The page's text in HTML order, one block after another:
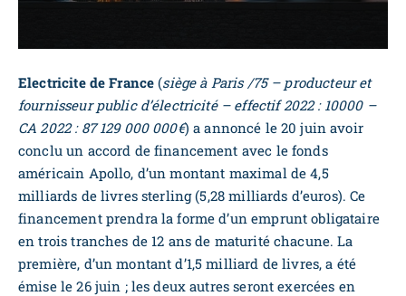
Electricite de France (siège à Paris /75 – producteur et
fournisseur public d’électricité – effectif 2022 : 10000 –
CA 2022 : 87 129 000 000€) a annoncé le 20 juin avoir
conclu un accord de financement avec le fonds
américain Apollo, d’un montant maximal de 4,5
milliards de livres sterling (5,28 milliards d’euros). Ce
financement prendra la forme d’un emprunt obligataire
en trois tranches de 12 ans de maturité chacune. La
première, d’un montant d’1,5 milliard de livres, a été
émise le 26 juin ; les deux autres seront exercées en